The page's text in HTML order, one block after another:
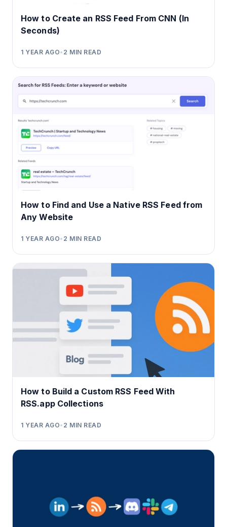
How to Create an RSS Feed From CNN (In
Seconds)
1 YEAR AGO• 2 MIN READ
How to Find and Use a Native RSS Feed from
Any Website
1 YEAR AGO• 2 MIN READ
How to Build a Custom RSS Feed With
RSS.app Collections
1 YEAR AGO• 2 MIN READ